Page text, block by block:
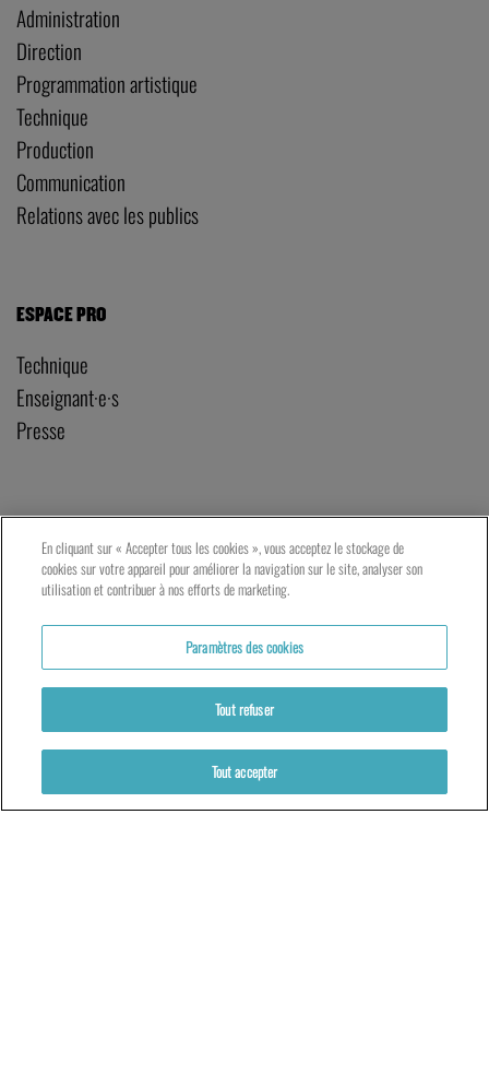
Administration
Direction
Programmation artistique
Technique
Production
Communication
Relations avec les publics
ESPACE PRO
Technique
Enseignant·e·s
Presse
Tarifs et réservations
23 rue de Bourgogne – Lyon 9ème
En cliquant sur « Accepter tous les cookies », vous acceptez le stockage de
cookies sur votre appareil pour améliorer la navigation sur le site, analyser son
utilisation et contribuer à nos efforts de marketing.
Paramètres des cookies
Tout refuser
Tout accepter